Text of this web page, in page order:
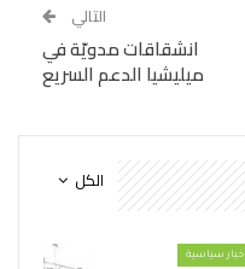
التالي
انشقاقات مدويّة في
ميليشيا الدعم السريع
الكل
أخبار سياسية